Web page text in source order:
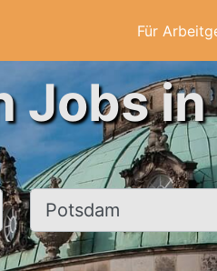
Für
Jobs
Ort, Stadt